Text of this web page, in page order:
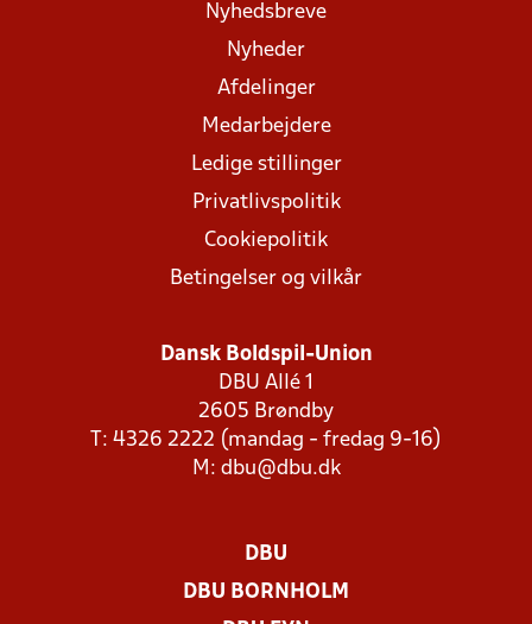
Nyhedsbreve
Nyheder
Afdelinger
Medarbejdere
Ledige stillinger
Privatlivspolitik
Cookiepolitik
Betingelser og vilkår
Dansk Boldspil-Union
DBU Allé 1
2605 Brøndby
T: 4326 2222 (mandag - fredag 9-16)
M: dbu@dbu.dk
DBU
DBU BORNHOLM